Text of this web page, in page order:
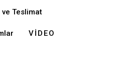
Teslimat
VIDEO